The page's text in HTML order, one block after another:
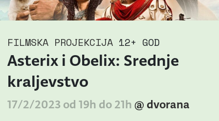
FILMSKA PROJEKCIJA 12+ GOD
Asterix i Obelix: Srednje
kraljevstvo
17/2/2023 od 19h do 21h @ dvorana